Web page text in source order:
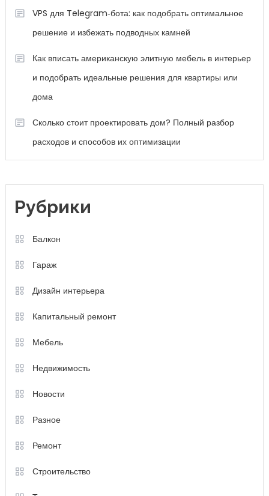
VPS для Telegram‑бота: как подобрать оптимальное
решение и избежать подводных камней
Как вписать американскую элитную мебель в интерьер
и подобрать идеальные решения для квартиры или
дома
Сколько стоит проектировать дом? Полный разбор
расходов и способов их оптимизации
Рубрики
Балкон
Гараж
Дизайн интерьера
Капитальный ремонт
Мебель
Недвижимость
Новости
Разное
Ремонт
Строительство